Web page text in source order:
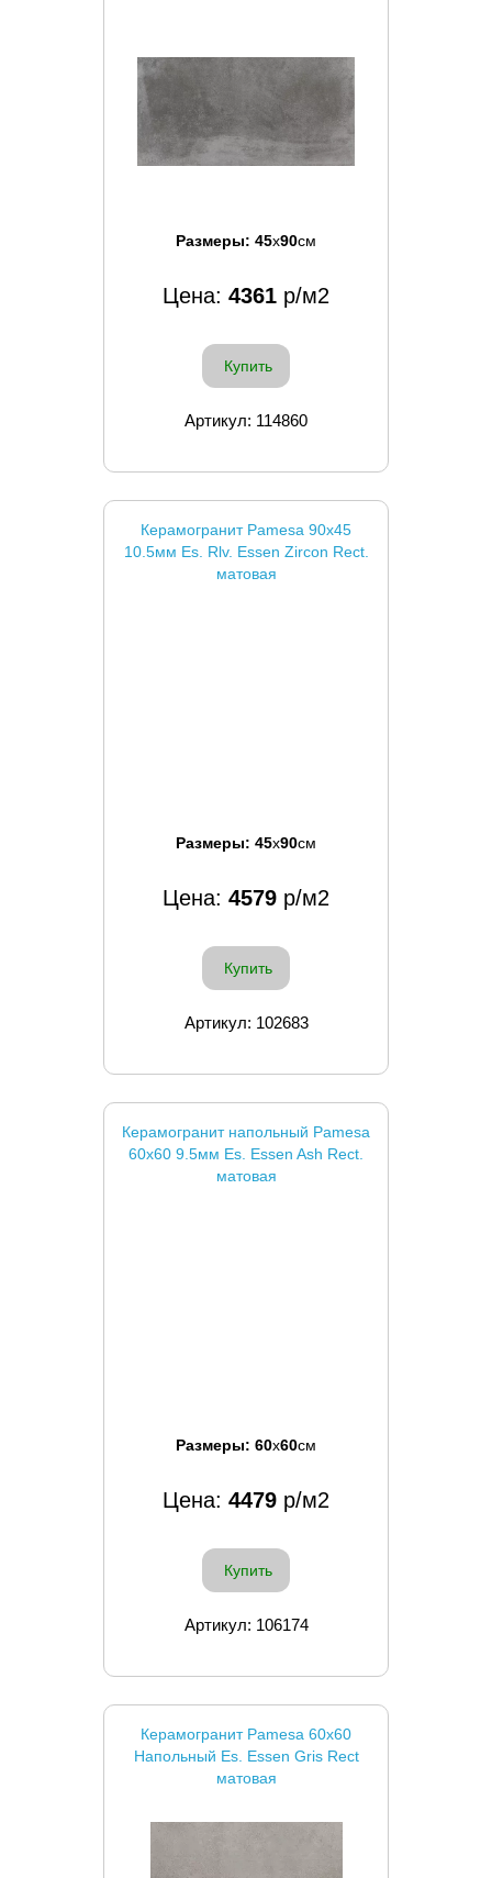
Размеры: 45x90см
Цена: 4361 р/м2
Купить
Артикул: 114860
Керамогранит Pamesa 90x45
10.5мм Es. Rlv. Essen Zircon Rect.
матовая
Размеры: 45x90см
Цена: 4579 р/м2
Купить
Артикул: 102683
Керамогранит напольный Pamesa
60x60 9.5мм Es. Essen Ash Rect.
матовая
Размеры: 60x60см
Цена: 4479 р/м2
Купить
Артикул: 106174
Керамогранит Pamesa 60x60
Напольный Es. Essen Gris Rect
матовая